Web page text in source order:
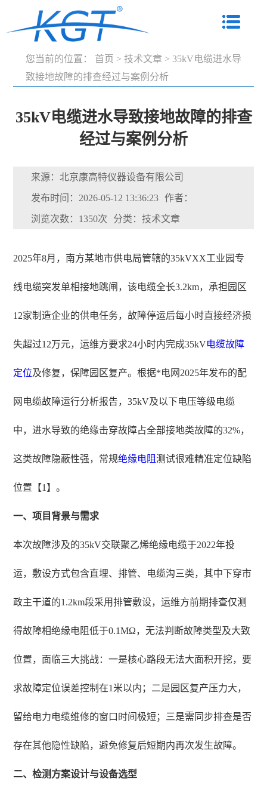
您当前的位置： 首页 > 技术文章 > 35kV电缆进水导
致接地故障的排查经过与案例分析
35kV电缆进水导致接地故障的排查
经过与案例分析
来源：北京康高特仪器设备有限公司
发布时间：2026-05-12 13:36:23 作者：
浏览次数：1350次 分类：技术文章
2025年8月，南方某地市供电局管辖的35kVXX工业园专
线电缆突发单相接地跳闸，该电缆全长3.2km，承担园区
12家制造企业的供电任务，故障停运后每小时直接经济损
失超过12万元，运维方要求24小时内完成35kV电缆故障
定位及修复，保障园区复产。根据*电网2025年发布的配
网电缆故障运行分析报告，35kV及以下电压等级电缆
中，进水导致的绝缘击穿故障占全部接地类故障的32%，
这类故障隐蔽性强，常规绝缘电阻测试很难精准定位缺陷
位置【1】。
一、项目背景与需求
本次故障涉及的35kV交联聚乙烯绝缘电缆于2022年投
运，敷设方式包含直埋、排管、电缆沟三类，其中下穿市
政主干道的1.2km段采用排管敷设，运维方前期排查仅测
得故障相绝缘电阻低于0.1MΩ，无法判断故障类型及大致
位置，面临三大挑战：一是核心路段无法大面积开挖，要
求故障定位误差控制在1米以内；二是园区复产压力大，
留给电力电缆维修的窗口时间极短；三是需同步排查是否
存在其他隐性缺陷，避免修复后短期内再次发生故障。
二、检测方案设计与设备选型